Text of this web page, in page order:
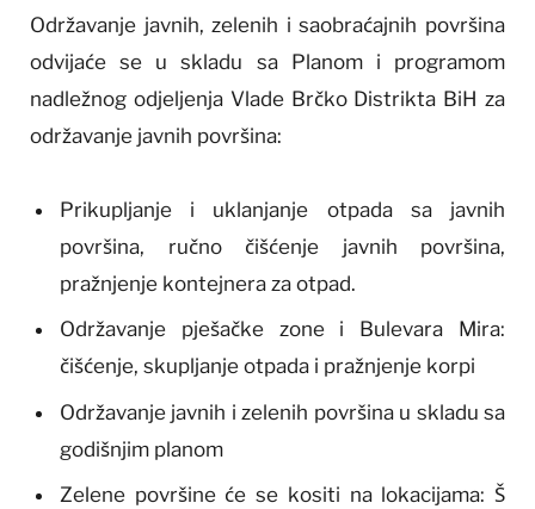
Održavanje javnih, zelenih i saobraćajnih površina
odvijaće se u skladu sa Planom i programom
nadležnog odjeljenja Vlade Brčko Distrikta BiH za
održavanje javnih površina:
Prikupljanje i uklanjanje otpada sa javnih
površina, ručno čišćenje javnih površina,
pražnjenje kontejnera za otpad.
Održavanje pješačke zone i Bulevara Mira:
čišćenje, skupljanje otpada i pražnjenje korpi
Održavanje javnih i zelenih površina u skladu sa
godišnjim planom
Zelene površine će se kositi na lokacijama: Š